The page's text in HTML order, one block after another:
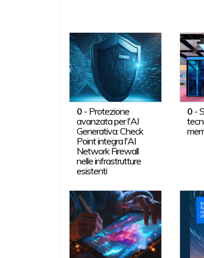
0- Protezione
avanzata per l'AI
Generativa: Check
Point integra l'AI
Network Firewall
nelle infrastrutture
esistenti
0 -